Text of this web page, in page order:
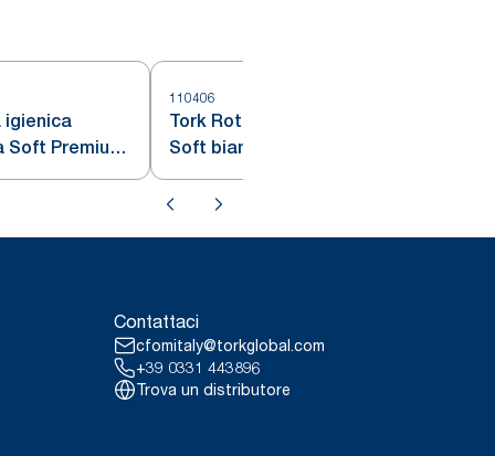
igienica
Premium,
110406
Tork Rotolo carta igienica Extra
Soft bianco T4
Contattaci
cfomitaly@torkglobal.com
+39 0331 443896
Trova un distributore